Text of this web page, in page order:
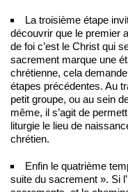
La troisième étape
découvrir que le premier
de foi c’est le Christ qui
sacrement marque une
chrétienne, cela
étapes précédentes. Au
petit groupe, ou au sein
même, il s’agit de
liturgie le lieu de
chrétien.
Enfin le quatrième
suite du sacrement ». Si